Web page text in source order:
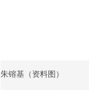
朱镕基（资料图）